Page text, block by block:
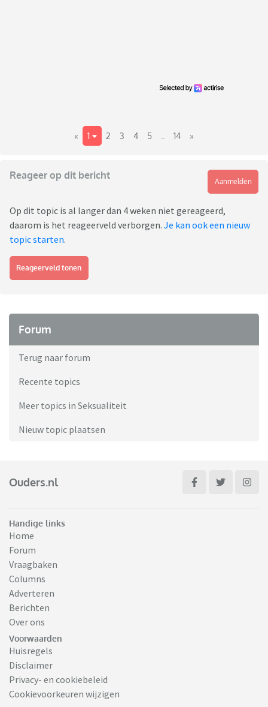
« 1 2 3 4 5 14 »
Reageer op dit bericht
Aanmelden
Op dit topic is al langer dan 4 weken niet gereageerd,
daarom is het reageerveld verborgen. Je kan ook een nieuw
topic starten.
Reageerveld tonen
Forum
Terug naar forum
Recente topics
Meer topics in Seksualiteit
Nieuw topic plaatsen
Ouders.nl
Handige links
Home
Forum
Vraagbaken
Columns
Adverteren
Berichten
Over ons
Voorwaarden
Huisregels
Disclaimer
Privacy- en cookiebeleid
Cookievoorkeuren wijzigen